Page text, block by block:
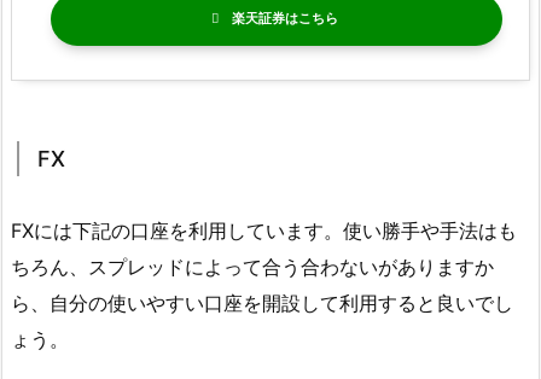
楽天証券
FX
FXには下記の口座を利用しています。使い勝手や手法はも
ちろん、スプレッドによって合う合わないがありますか
ら、自分の使いやすい口座を開設して利用すると良いでし
ょう。